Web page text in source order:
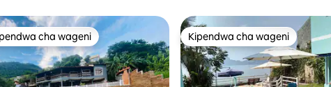
maarufu cha wageni
cha wageni Kipendwa cha wageni
Kipendwa cha wageni